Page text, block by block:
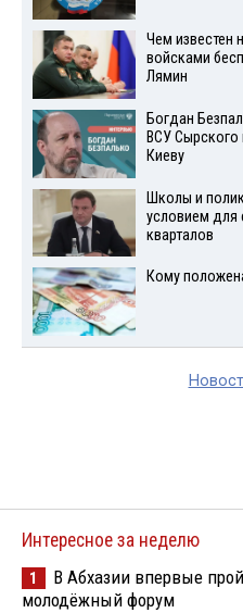
Чем
войсками
Лямин
Богдан
ВСУ
Киеву
Школы и
условием для
кварталов
Кому
Интересное за неделю
1
В Абхазии впервые
молодёжный форум